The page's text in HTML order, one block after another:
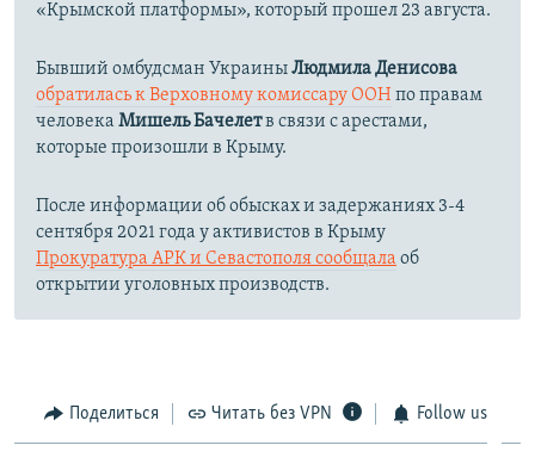
«Крымской платформы», который прошел 23 августа.
Бывший омбудсман УкраиныЛюдмила Денисова
обратилась к Верховному комиссару ООН по правам
человека Мишель Бачелетв связи с арестами,
которые произошли в Крыму.
После информации об обысках и задержаниях 3-4
сентября 2021 года у активистов в Крыму
Прокуратура АРК и Севастополя сообщала об
открытии уголовных производств.
Поделиться Читать без VPN Follow us